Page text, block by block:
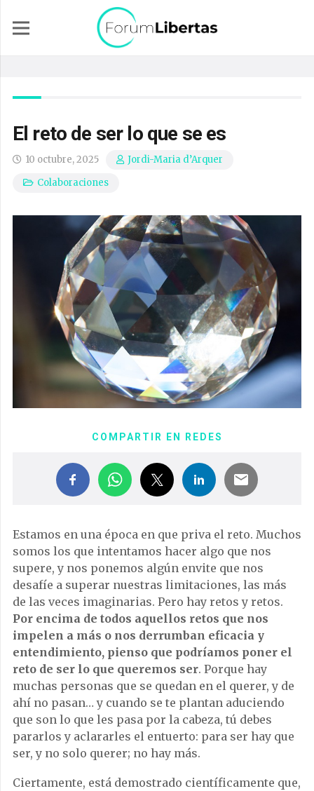
El reto de ser lo que se es
10 octubre, 2025
Jordi-Maria d’Arquer
Colaboraciones
COMPARTIR EN REDES
Estamos en una época en que priva el reto. Muchos
somos los que intentamos hacer algo que nos
supere, y nos ponemos algún envite que nos
desafíe a superar nuestras limitaciones, las más
de las veces imaginarias. Pero hay retos y retos.
Por encima de todos aquellos retos que nos
impelen a más o nos derrumban eficacia y
entendimiento, pienso que podríamos poner el
reto de ser lo que queremos ser. Porque hay
muchas personas que se quedan en el querer, y de
ahí no pasan… y cuando se te plantan aduciendo
que son lo que les pasa por la cabeza, tú debes
pararlos y aclararles el entuerto: para ser hay que
ser, y no solo querer; no hay más.
Ciertamente, está demostrado científicamente que,